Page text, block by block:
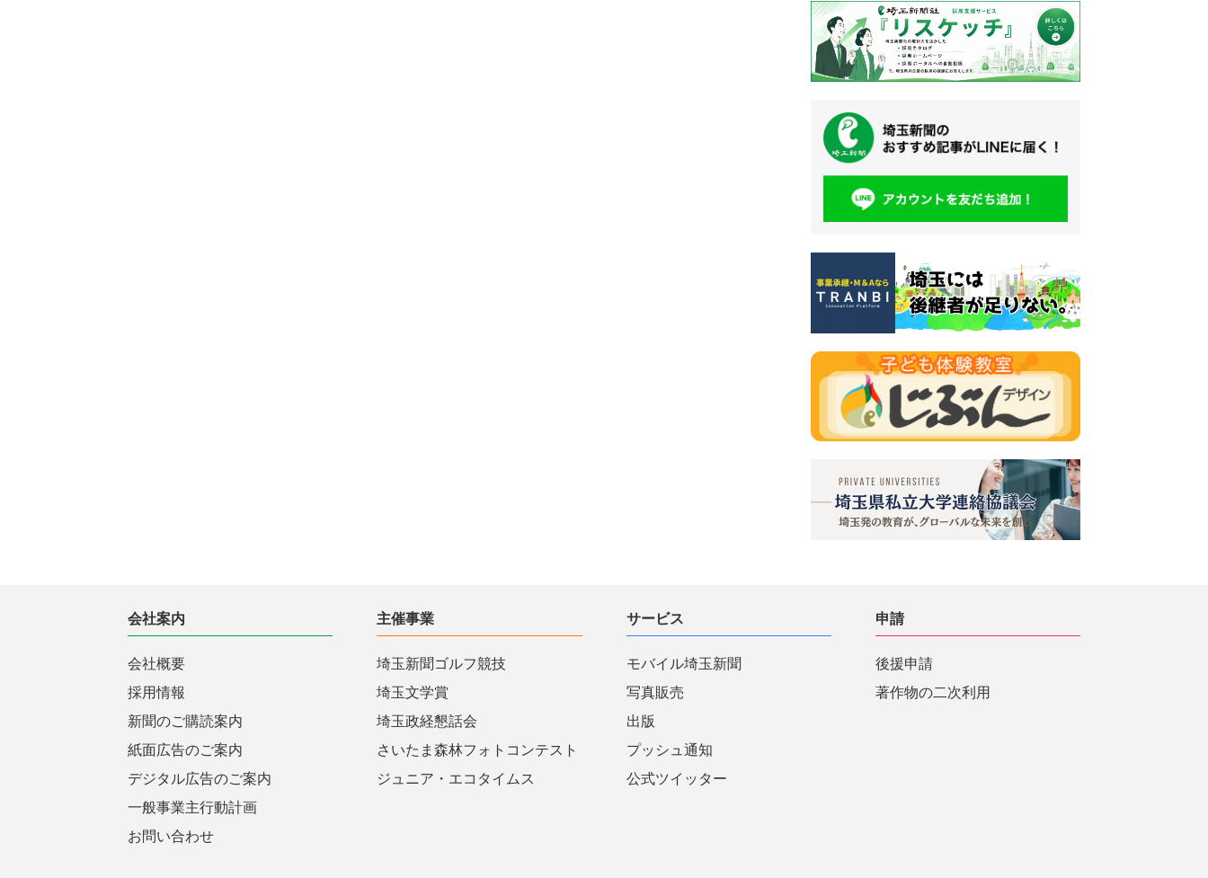
会社案内
会社概要
採用情報
新聞のご購読案内
紙面広告のご案内
デジタル広告のご案内
一般事業主行動計画
お問い合わせ
主催事業
埼玉新聞ゴルフ競技
埼玉文学賞
埼玉政経懇話会
さいたま森林フォトコンテスト
ジュニア・エコタイムス
サービス
モバイル埼玉新聞
写真販売
出版
プッシュ通知
公式ツイッター
申請
後援申請
著作物の二次利用